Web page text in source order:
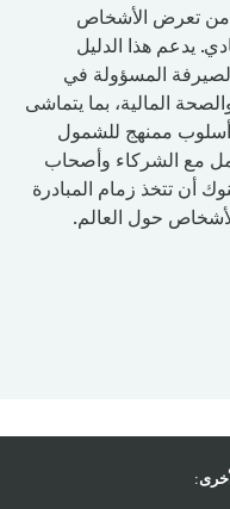
من تعرض الأشخاص
يدعم هذا الدليل
المسؤولة في
المالية، بما يتماشى
ممنهج للشمول
مع الشركاء وأصحاب
أن تتخذ زمام المبادرة
حول العالم.